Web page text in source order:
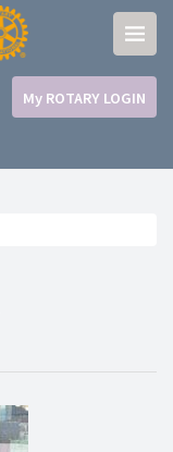
My ROTARY LOGIN